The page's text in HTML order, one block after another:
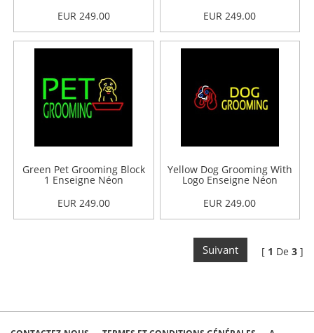
EUR 249.00
EUR 249.00
Green Pet Grooming Block
1 Enseigne Néon
EUR 249.00
Yellow Dog Grooming With
Logo Enseigne Néon
EUR 249.00
[ 1 De 3 ]
Suivant